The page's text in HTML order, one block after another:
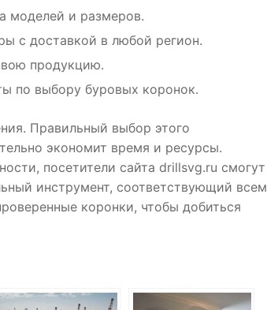
моделей и размеров.
с доставкой в любой регион.
продукцию.
по выбору буровых коронок.
Правильный выбор этого
экономит время и ресурсы.
посетители сайта drillsvg.ru смогут
инструмент, соответствующий всем
коронки, чтобы добиться